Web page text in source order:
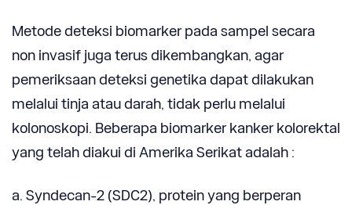
Metode deteksi biomarker pada sampel secara
non invasif juga terus dikembangkan, agar
pemeriksaan deteksi genetika dapat dilakukan
melalui tinja atau darah, tidak perlu melalui
kolonoskopi. Beberapa biomarker kanker kolorektal
yang telah diakui di Amerika Serikat adalah :
a. Syndecan-2 (SDC2), protein yang berperan